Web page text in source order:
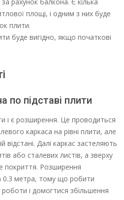
площі, і одним з них буде
плити.
буде вигідно, якщо початкові
по підставі плити
і є розширення. Це проводиться
каркаса на рівні плити, але
відстані. Далі каркас застеляють
або сталевих листів, а зверху
покриття. Розширення
0.3 метра, тому що робити
роботи і домогтися збільшення